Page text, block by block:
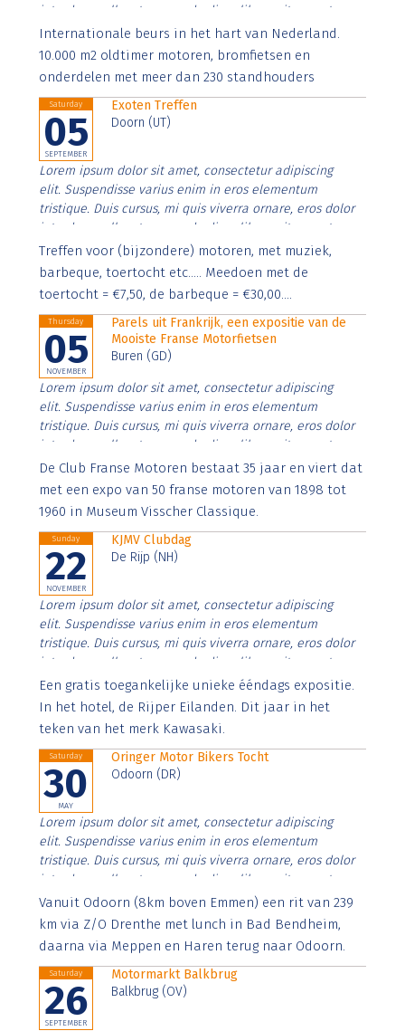
interdum nulla, ut commodo diam libero vitae erat.
Aenean faucibus nibh et justo cursus id rutrum lorem
imperdiet. Nunc ut sem vitae risus tristique posuere.
Internationale beurs in het hart van Nederland.
10.000 m2 oldtimer motoren, bromfietsen en
onderdelen met meer dan 230 standhouders
Saturday
05
SEPTEMBER
Exoten Treffen
Doorn (UT)
Lorem ipsum dolor sit amet, consectetur adipiscing
elit. Suspendisse varius enim in eros elementum
tristique. Duis cursus, mi quis viverra ornare, eros dolor
interdum nulla, ut commodo diam libero vitae erat.
Aenean faucibus nibh et justo cursus id rutrum lorem
imperdiet. Nunc ut sem vitae risus tristique posuere.
Treffen voor (bijzondere) motoren, met muziek,
barbeque, toertocht etc..... Meedoen met de
toertocht = €7,50, de barbeque = €30,00....
Thursday
05
NOVEMBER
Parels uit Frankrijk, een expositie van de
Mooiste Franse Motorfietsen
Buren (GD)
Lorem ipsum dolor sit amet, consectetur adipiscing
elit. Suspendisse varius enim in eros elementum
tristique. Duis cursus, mi quis viverra ornare, eros dolor
interdum nulla, ut commodo diam libero vitae erat.
Aenean faucibus nibh et justo cursus id rutrum lorem
imperdiet. Nunc ut sem vitae risus tristique posuere.
De Club Franse Motoren bestaat 35 jaar en viert dat
met een expo van 50 franse motoren van 1898 tot
1960 in Museum Visscher Classique.
Sunday
22
NOVEMBER
KJMV Clubdag
De Rijp (NH)
Lorem ipsum dolor sit amet, consectetur adipiscing
elit. Suspendisse varius enim in eros elementum
tristique. Duis cursus, mi quis viverra ornare, eros dolor
interdum nulla, ut commodo diam libero vitae erat.
Aenean faucibus nibh et justo cursus id rutrum lorem
imperdiet. Nunc ut sem vitae risus tristique posuere.
Een gratis toegankelijke unieke ééndags expositie.
In het hotel, de Rijper Eilanden. Dit jaar in het
teken van het merk Kawasaki.
Saturday
30
MAY
Oringer Motor Bikers Tocht
Odoorn (DR)
Lorem ipsum dolor sit amet, consectetur adipiscing
elit. Suspendisse varius enim in eros elementum
tristique. Duis cursus, mi quis viverra ornare, eros dolor
interdum nulla, ut commodo diam libero vitae erat.
Aenean faucibus nibh et justo cursus id rutrum lorem
imperdiet. Nunc ut sem vitae risus tristique posuere.
Vanuit Odoorn (8km boven Emmen) een rit van 239
km via Z/O Drenthe met lunch in Bad Bendheim,
daarna via Meppen en Haren terug naar Odoorn.
Saturday
26
SEPTEMBER
Motormarkt Balkbrug
Balkbrug (OV)